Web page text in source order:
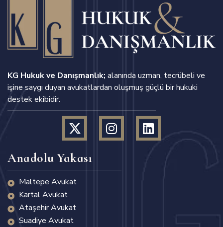
KG Hukuk ve Danışmanlık; alanında uzman, tecrübeli ve
işine saygı duyan avukatlardan oluşmuş güçlü bir hukuki
destek ekibidir.
Anadolu Yakası
Maltepe Avukat
Kartal Avukat
Ataşehir Avukat
Suadiye Avukat